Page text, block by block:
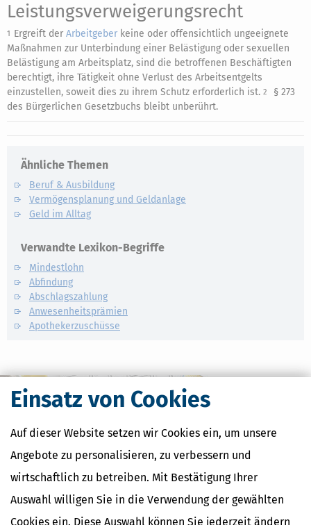
Einsatz von Cookies
Auf dieser Website setzen wir Cookies ein, um unsere
Angebote zu personalisieren, zu verbessern und
wirtschaftlich zu betreiben. Mit Bestätigung Ihrer
Auswahl willigen Sie in die Verwendung der gewählten
Cookies ein. Diese Auswahl können Sie jederzeit ändern
Leistungsverweigerungsrecht
1 Ergreift der Arbeitgeber keine oder offensichtlich ungeeignete
Maßnahmen zur Unterbindung einer Belästigung oder sexuellen
Belästigung am Arbeitsplatz, sind die betroffenen Beschäftigten
berechtigt, ihre Tätigkeit ohne Verlust des Arbeitsentgelts
einzustellen, soweit dies zu ihrem Schutz erforderlich ist. 2
§ 273
des Bürgerlichen Gesetzbuchs bleibt unberührt.
Ähnliche Themen
Beruf & Ausbildung
Vermögensplanung und Geldanlage
Geld im Alltag
Verwandte Lexikon-Begriffe
Mindestlohn
Abfindung
Abschlagszahlung
Anwesenheitsprämien
Apothekerzuschüsse